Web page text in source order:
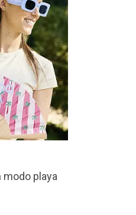
modo playa